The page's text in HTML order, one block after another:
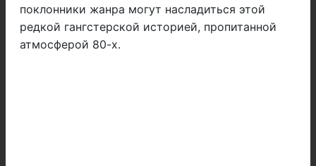
поклонники жанра могут насладиться этой
редкой гангстерской историей, пропитанной
атмосферой 80-х.